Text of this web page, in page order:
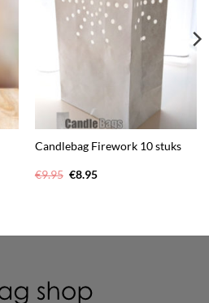
Candlebag Firework 10 stuks
€9.95 Oorspronkelijke
€8.95Huidige